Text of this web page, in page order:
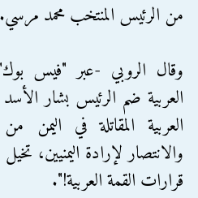
من الرئيس المنتخب محمد مرسي.
وقال الروبي -عبر "فيس
العربية ضم الرئيس بشار الأسد
العربية المقاتلة في
والانتصار لإرادة اليمنيين،
قرارات القمة العربية!".